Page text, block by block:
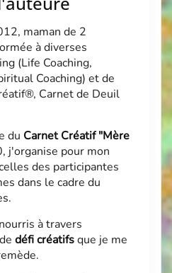
maman de 2
à diverses
(Life Coaching,
Coaching) et de
Carnet de Deuil
du Carnet Créatif "Mère
j'organise pour mon
des participantes
dans le cadre du
.
à travers
défi créatifsque je me